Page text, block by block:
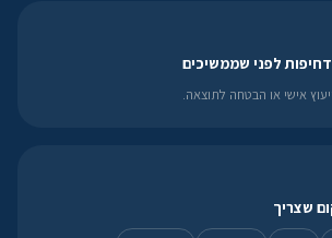
לפני שממשיכים
אישי או הבטחה לתוצאה.
שצריך